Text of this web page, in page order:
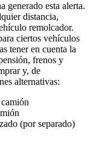
generado esta alerta.
distancia,
remolcador.
ciertos vehículos
tener en cuenta la
frenos y
y, de
alternativas:
(por separado)